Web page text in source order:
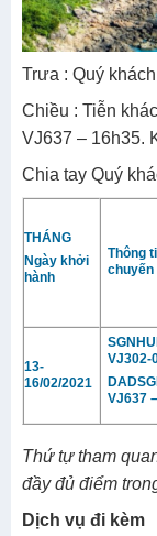
Trưa : Quý
Chiều : Tiễn
VJ637 – 16h35.
Chia tay Quý
THÁNG
Ngày khởi
hành
Thông
chuyến
13-
16/02/2021
SGNHUI
VJ302-
VJ637
Thứ tự tham
đầy đủ điểm
Dịch vụ đi kèm